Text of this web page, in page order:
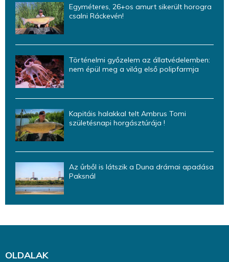
Egyméteres, 26+os amurt sikerült horogra
csalni Ráckevén!
Történelmi győzelem az állatvédelemben:
nem épül meg a világ első polipfarmja
Kapitáis halakkal telt Ambrus Tomi
születésnapi horgásztúrája !
Az űrből is látszik a Duna drámai apadása
Paksnál
OLDALAK